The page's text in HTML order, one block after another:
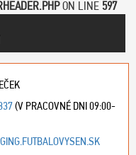
ON LINE 597
(V PRACOVNÉ DNI 09:00-